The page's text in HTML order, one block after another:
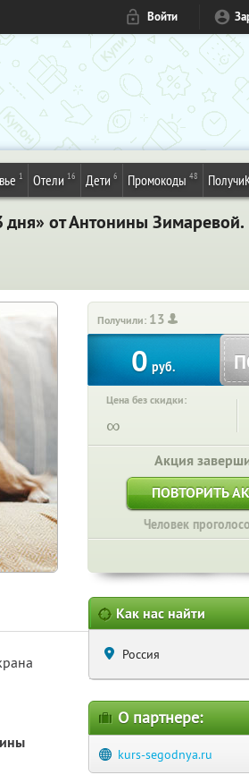
Войти
1 Отели 16 Дети 6 Промокоды 48
дня» от Антонины Зимаревой.
Получили: 13
0 руб.
Цена без скидки:
∞
Акция
ПОВТОРИТЬ
Человек
Как нас найти
Россия
О партнере:
kurs-segodnya.ru